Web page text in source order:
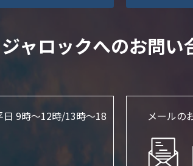
ジャロックへのお問い
日 9時～12時/13時〜18
メールの